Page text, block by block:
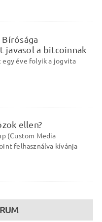
javasol a bitcoinnak
éve folyik a jogvita
ellen?
(Custom Media
felhasználva kívánja